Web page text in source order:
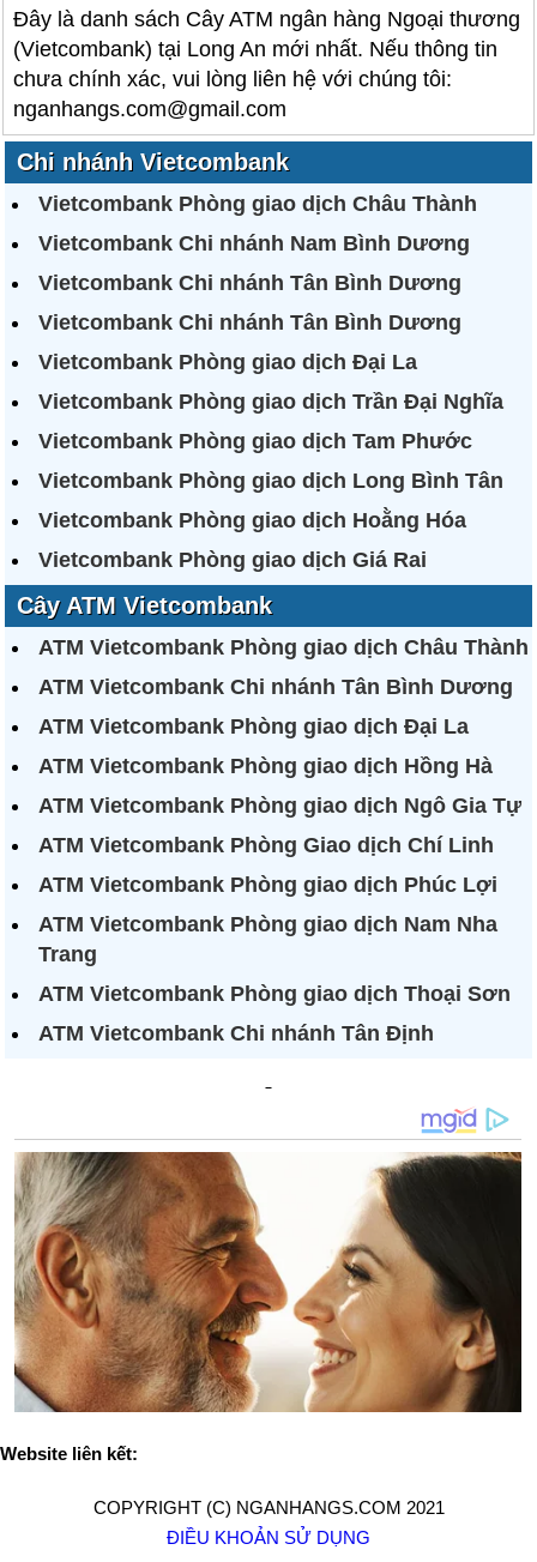
Đây là danh sách Cây ATM ngân hàng Ngoại thương
(Vietcombank) tại Long An mới nhất. Nếu thông tin
chưa chính xác, vui lòng liên hệ với chúng tôi:
nganhangs.com@gmail.com
Chi nhánh Vietcombank
Vietcombank Phòng giao dịch Châu Thành
Vietcombank Chi nhánh Nam Bình Dương
Vietcombank Chi nhánh Tân Bình Dương
Vietcombank Chi nhánh Tân Bình Dương
Vietcombank Phòng giao dịch Đại La
Vietcombank Phòng giao dịch Trần Đại Nghĩa
Vietcombank Phòng giao dịch Tam Phước
Vietcombank Phòng giao dịch Long Bình Tân
Vietcombank Phòng giao dịch Hoằng Hóa
Vietcombank Phòng giao dịch Giá Rai
Cây ATM Vietcombank
ATM Vietcombank Phòng giao dịch Châu Thành
ATM Vietcombank Chi nhánh Tân Bình Dương
ATM Vietcombank Phòng giao dịch Đại La
ATM Vietcombank Phòng giao dịch Hồng Hà
ATM Vietcombank Phòng giao dịch Ngô Gia Tự
ATM Vietcombank Phòng Giao dịch Chí Linh
ATM Vietcombank Phòng giao dịch Phúc Lợi
ATM Vietcombank Phòng giao dịch Nam Nha
Trang
ATM Vietcombank Phòng giao dịch Thoại Sơn
ATM Vietcombank Chi nhánh Tân Định
Website liên kết:
COPYRIGHT (C) NGANHANGS.COM 2021
ĐIỀU KHOẢN SỬ DỤNG